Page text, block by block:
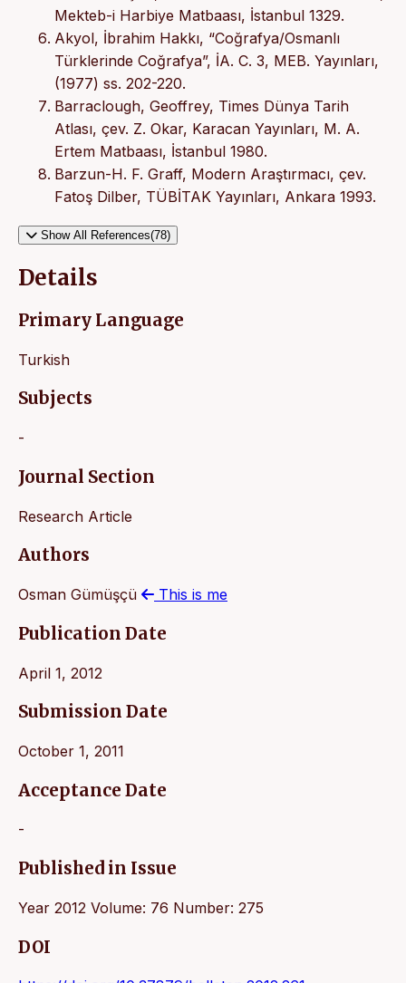
Mekteb-i Harbiye Matbaası, İstanbul 1329.
Akyol, İbrahim Hakkı, “Coğrafya/Osmanlı
Türklerinde Coğrafya”, İA. C. 3, MEB. Yayınları,
(1977) ss. 202-220.
Barraclough, Geoffrey, Times Dünya Tarih
Atlası, çev. Z. Okar, Karacan Yayınları, M. A.
Ertem Matbaası, İstanbul 1980.
Barzun-H. F. Graff, Modern Araştırmacı, çev.
Fatoş Dilber, TÜBİTAK Yayınları, Ankara 1993.
Show All References(78)
Details
Primary Language
Turkish
Subjects
-
Journal Section
Research Article
Authors
Osman Gümüşçü This is me
Publication Date
April 1, 2012
Submission Date
October 1, 2011
Acceptance Date
-
Published in Issue
Year 2012 Volume: 76 Number: 275
DOI